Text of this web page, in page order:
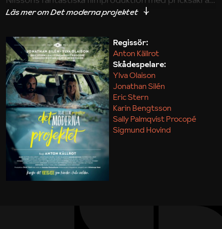
iakttagelser om hur svårt det kan vara att omsätta
Maja Kekonius
Regissör:
Anton Källrot
Skådespelare:
Ylva Olaison
Jonathan Silén
Eric Stern
Karin Bengtsson
Sally Palmqvist Procopé
Sigmund Hovind